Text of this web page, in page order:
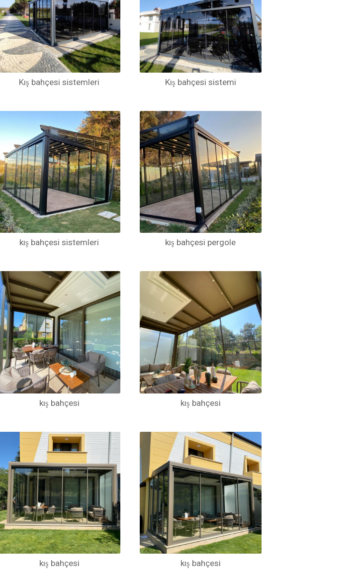
Kış bahçesi sistemleri Kış bahçesi sistemi
kış bahçesi sistemleri kış bahçesi pergole
kış bahçesi kış bahçesi
kış bahçesi kış bahçesi